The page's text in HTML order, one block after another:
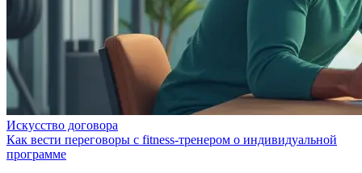
Искусство договора
Как вести переговоры с fitness-тренером о индивидуальной
программе